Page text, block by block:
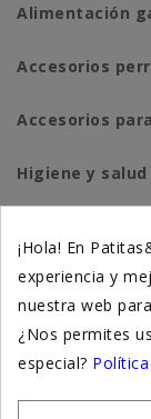
Alimentación
Accesorios
Accesorios
Higiene y
Otros
¡Hola! En
experiencia y
nuestra web
¿Nos permites
especial?